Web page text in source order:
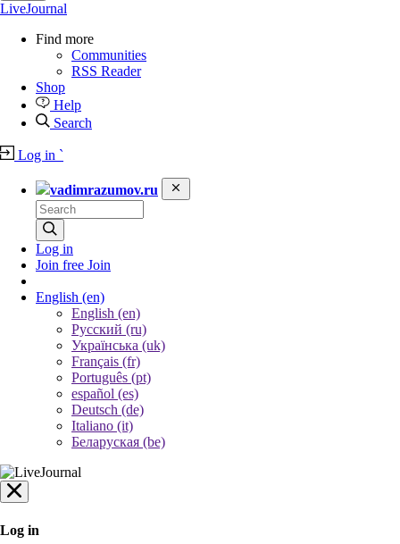
LiveJournal
Find more
Communities
RSS Reader
Shop
Help
Search
Log in `
vadimrazumov.ru
Log in
Join free Join
English (en)
English (en)
Русский (ru)
Українська (uk)
Français (fr)
Português (pt)
español (es)
Deutsch (de)
Italiano (it)
Беларуская (be)
Log in